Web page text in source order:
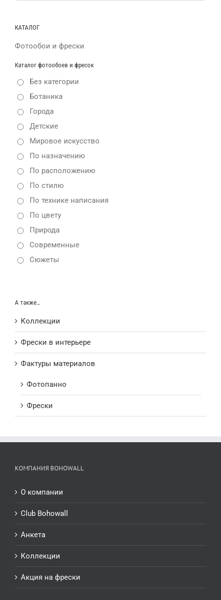
поиска:
КАТАЛОГ
Фотообои и фрески
Каталог фотообоев и фресок
Без категории
Ботаника
Города
Детские
Мировое искусство
По назначению
По расположению
По стилю
По технике написания
По цвету
Природа
Современные
Сюжеты
А также…
Коллекции
Фрески в интерьере
Фактуры материалов
Фотопанно
Фрески
КОМПАНИЯ BOHOWALL
О компании
Club Bohowall
Анкета
Коллекции
Акция на фрески